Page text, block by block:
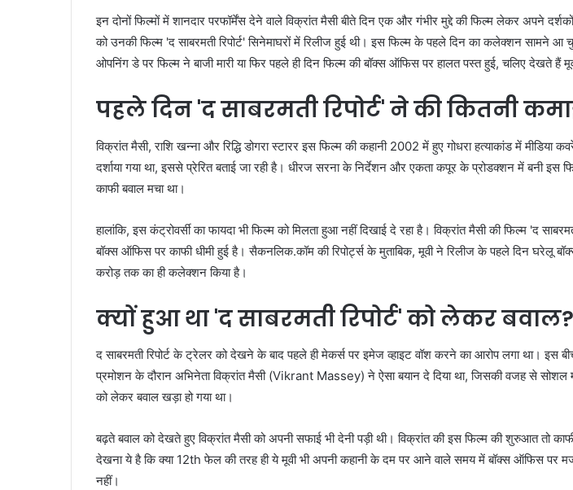
इन दोनों फिल्मों में शानदार परफॉर्मेंस देने वाले विक्रांत मैसी बीते दिन एक और गंभीर मुद्दे की फिल्म लेकर अपने
को उनकी फिल्म 'द साबरमती रिपोर्ट' सिनेमाघरों में रिलीज हुई थी। इस फिल्म के पहले दिन का कलेक्शन सामने आ
ओपनिंग डे पर फिल्म ने बाजी मारी या फिर पहले ही दिन फिल्म की बॉक्स ऑफिस पर हालत पस्त हुई, चलिए देखते हैं
पहले दिन 'द साबरमती रिपोर्ट' ने की कितनी
विक्रांत मैसी, राशि खन्ना और रिद्धि डोगरा स्टारर इस फिल्म की कहानी 2002 में हुए गोधरा हत्याकांड में मीडिया
दर्शाया गया था, इससे प्रेरित बताई जा रही है। धीरज सरना के निर्देशन और एकता कपूर के प्रोडक्शन में बनी इस
काफी बवाल मचा था।
हालांकि, इस कंट्रोवर्सी का फायदा भी फिल्म को मिलता हुआ नहीं दिखाई दे रहा है। विक्रांत मैसी की फिल्म 'द
बॉक्स ऑफिस पर काफी धीमी हुई है। सैकनलिक.कॉम की रिपोर्ट्स के मुताबिक, मूवी ने रिलीज के पहले दिन घरेलू
करोड़ तक का ही कलेक्शन किया है।
क्यों हुआ था 'द साबरमती रिपोर्ट' को लेकर बवाल?
द साबरमती रिपोर्ट के ट्रेलर को देखने के बाद पहले ही मेकर्स पर इमेज व्हाइट वॉश करने का आरोप लगा था। इस
प्रमोशन के दौरान अभिनेता विक्रांत मैसी (Vikrant Massey) ने ऐसा बयान दे दिया था, जिसकी वजह से सोशल
को लेकर बवाल खड़ा हो गया था।
बढ़ते बवाल को देखते हुए विक्रांत मैसी को अपनी सफाई भी देनी पड़ी थी। विक्रांत की इस फिल्म की शुरुआत तो
देखना ये है कि क्या 12th फेल की तरह ही ये मूवी भी अपनी कहानी के दम पर आने वाले समय में बॉक्स ऑफिस पर
नहीं।